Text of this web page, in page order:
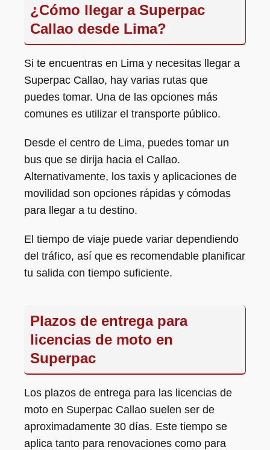
¿Cómo llegar a Superpac
Callao desde Lima?
Si te encuentras en Lima y necesitas llegar a
Superpac Callao, hay varias rutas que
puedes tomar. Una de las opciones más
comunes es utilizar el transporte público.
Desde el centro de Lima, puedes tomar un
bus que se dirija hacia el Callao.
Alternativamente, los taxis y aplicaciones de
movilidad son opciones rápidas y cómodas
para llegar a tu destino.
El tiempo de viaje puede variar dependiendo
del tráfico, así que es recomendable planificar
tu salida con tiempo suficiente.
Plazos de entrega para
licencias de moto en
Superpac
Los plazos de entrega para las licencias de
moto en Superpac Callao suelen ser de
aproximadamente 30 días. Este tiempo se
aplica tanto para renovaciones como para